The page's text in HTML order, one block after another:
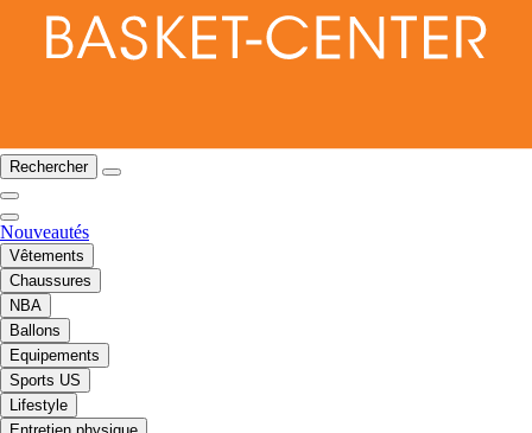
Rechercher
Nouveautés
Vêtements
Chaussures
NBA
Ballons
Equipements
Sports US
Lifestyle